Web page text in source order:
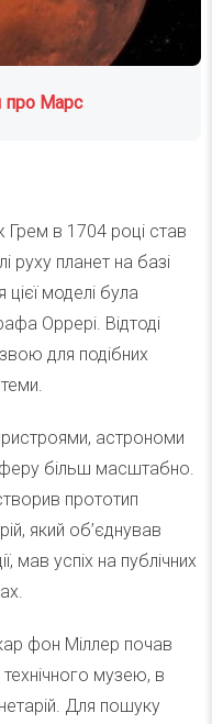
про Марс
в 1704 році став
руху планет на базі
моделі була
Оррері. Відтоді
для подібних
астрономи
більш масштабно.
прототип
який об’єднував
мав успіх на публічних
фон Міллер почав
музею, в
Для пошуку